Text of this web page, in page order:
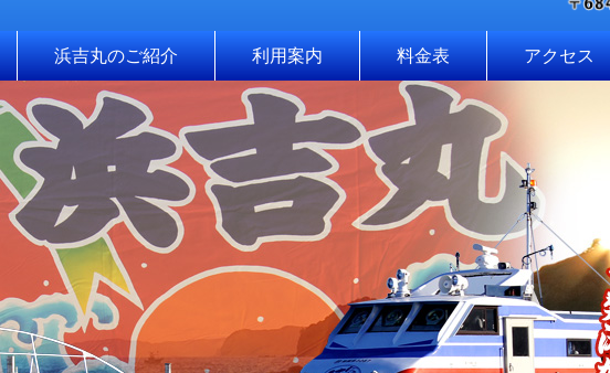
浜吉丸のご紹介 利用案内 料金表 アクセス